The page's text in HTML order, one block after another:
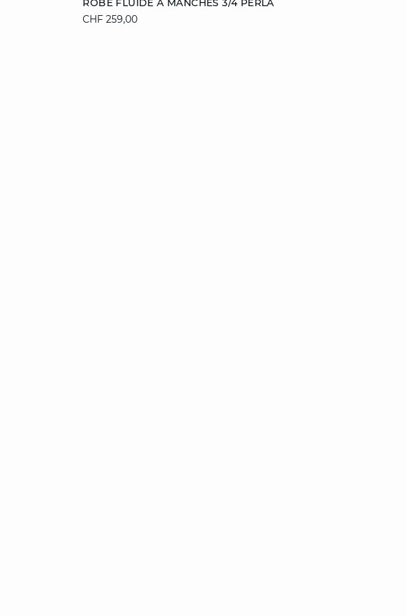
ROBE FLUIDE À MANCHES 3/4 PERLA
CHF 259,00
XS